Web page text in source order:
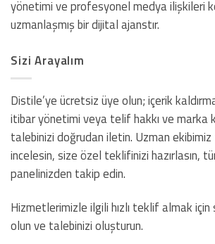
yönetimi ve profesyonel medya ilişkileri
uzmanlaşmış bir dijital ajanstır.
Sizi Arayalım
Distile’ye ücretsiz üye olun; içerik
itibar yönetimi veya telif hakkı ve marka
talebinizi doğrudan iletin. Uzman
incelesin, size özel teklifinizi hazırlasın,
panelinizden takip edin.
Hizmetlerimizle ilgili hızlı teklif almak
olun ve talebinizi oluşturun.